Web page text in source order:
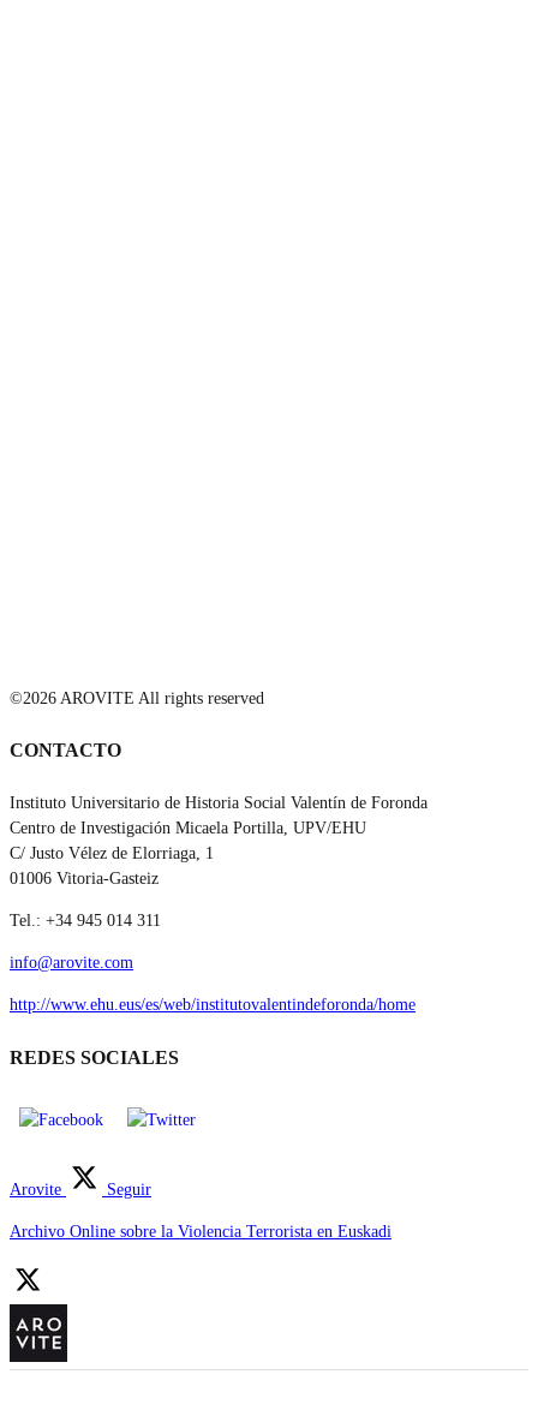
©2026 AROVITE All rights reserved
CONTACTO
Instituto Universitario de Historia Social Valentín de Foronda
Centro de Investigación Micaela Portilla, UPV/EHU
C/ Justo Vélez de Elorriaga, 1
01006 Vitoria-Gasteiz
Tel.: +34 945 014 311
info@arovite.com
http://www.ehu.eus/es/web/institutovalentindeforonda/home
REDES SOCIALES
Arovite Seguir
Archivo Online sobre la Violencia Terrorista en Euskadi